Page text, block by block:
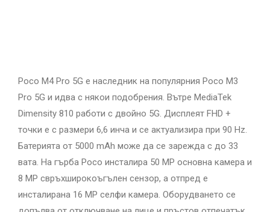
Poco M4 Pro 5G е наследник на популярния Poco M3
Pro 5G и идва с някои подобрения. Вътре MediaTek
Dimensity 810 работи с двойно 5G. Дисплеят FHD +
точки е с размери 6,6 инча и се актуализира при 90 Hz.
Батерията от 5000 mAh може да се зарежда с до 33
вата. На гърба Poco инсталира 50 MP основна камера и
8 MP свръхширокоъгълен сензор, а отпред е
инсталирана 16 MP селфи камера. Оборудването се